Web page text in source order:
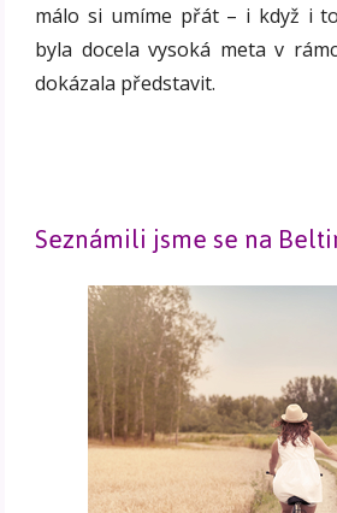
málo si umíme přát – i když i
byla docela vysoká meta v
dokázala představit.
Seznámili jsme se na